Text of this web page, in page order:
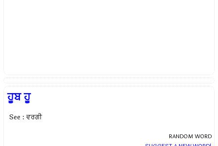
ਹੂਬ ਹੂ
See : ਵਰਗੀ
RANDOM WORD